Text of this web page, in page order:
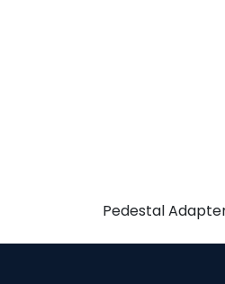
Pedestal